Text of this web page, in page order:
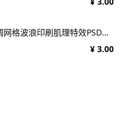
复古做旧真实半色调网格波浪印刷肌理特效PSD设计图片照片处理特效生成器 Goblin Printer - Halftone Effects
¥ 3.00